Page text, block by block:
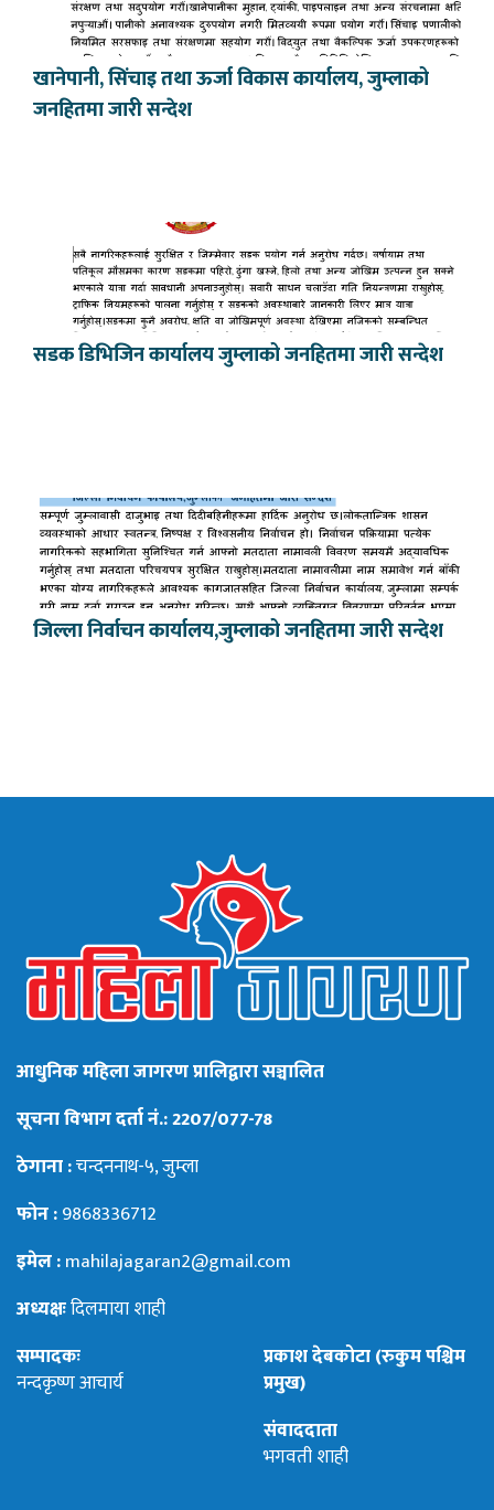
खानेपानी, सिंचाइ तथा ऊर्जा विकास कार्यालय, जुम्लाको
जनहितमा जारी सन्देश
सडक डिभिजिन कार्यालय जुम्लाको जनहितमा जारी सन्देश
जिल्ला निर्वाचन कार्यालय,जुम्लाको जनहितमा जारी सन्देश
आधुनिक महिला जागरण प्रालिद्वारा सञ्चालित
सूचना विभाग दर्ता नं.: 2207/077-78
ठेगाना :चन्दननाथ-५, जुम्ला
फोन :9868336712
इमेल :mahilajagaran2@gmail.com
अध्यक्षःदिलमाया शाही
सम्पादकः
नन्दकृष्ण आचार्य
प्रकाश देबकोटा (रुकुम पश्चिम
प्रमुख)
संवाददाता
भगवती शाही